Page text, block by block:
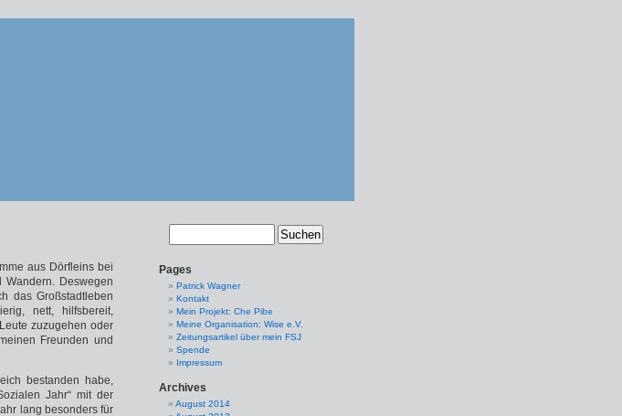
aus Dörfleins bei
Wandern. Deswegen
das Großstadtleben
nett, hilfsbereit,
zuzugehen oder
Freunden und
bestanden habe,
Jahr“ mit der
lang besonders für
Pages
Patrick Wagner
Kontakt
Mein Projekt: Che Pibe
Meine Organisation: Wise e.V.
Zeitungsartikel über mein FSJ
Spende
Impressum
Archives
August 2014